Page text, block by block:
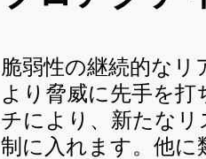
脆弱性の継続的な
より脅威に先手を打
チにより、新たな
制に入れます。他に